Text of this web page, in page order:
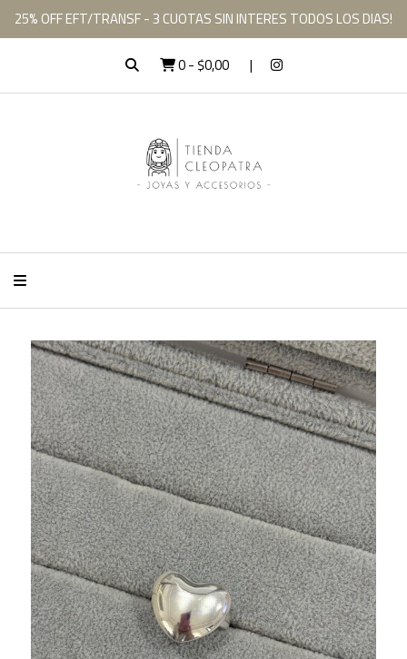
25% OFF EFT/TRANSF - 3 CUOTAS SIN INTERES TODOS LOS DIAS!
0-$0,00